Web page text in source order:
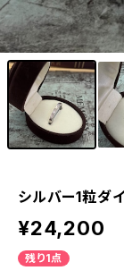
シルバー1粒ダ
¥24,200
残り1点